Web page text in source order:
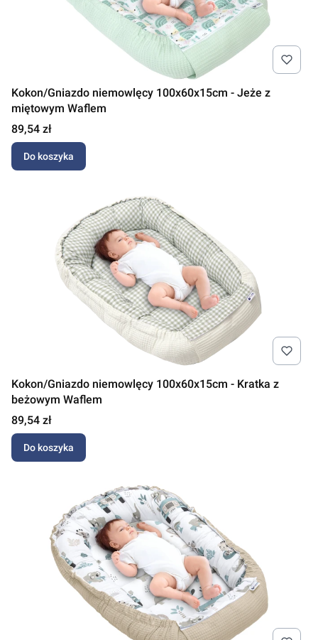
Kokon/Gniazdo niemowlęcy 100x60x15cm - Jeże z
miętowym Waflem
Cena
89,54 zł
Do koszyka
Kokon/Gniazdo niemowlęcy 100x60x15cm - Kratka z
beżowym Waflem
Cena
89,54 zł
Do koszyka